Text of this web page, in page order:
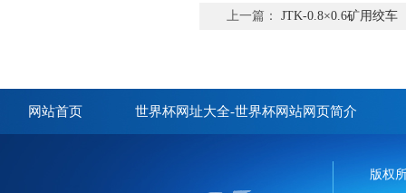
上一篇： JTK-0.8×0.6矿用绞车
网站首页 世界杯网址大全-世界杯网站网页简介
版权